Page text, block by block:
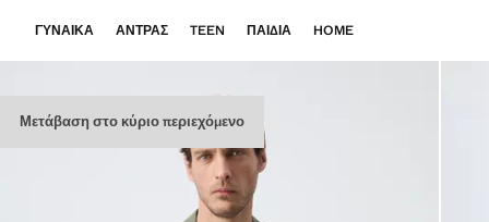
Μετάβαση στο κύριο περιεχόμενο
ΓΥΝΑΊΚΑ ΆΝΤΡΑΣ TEEN ΠΑΙΔΙΆ HOME